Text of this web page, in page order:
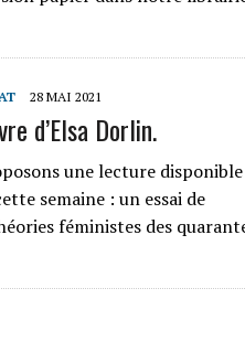
28 MAI 2021
d’Elsa Dorlin.
une lecture disponible
semaine : un essai de
féministes des